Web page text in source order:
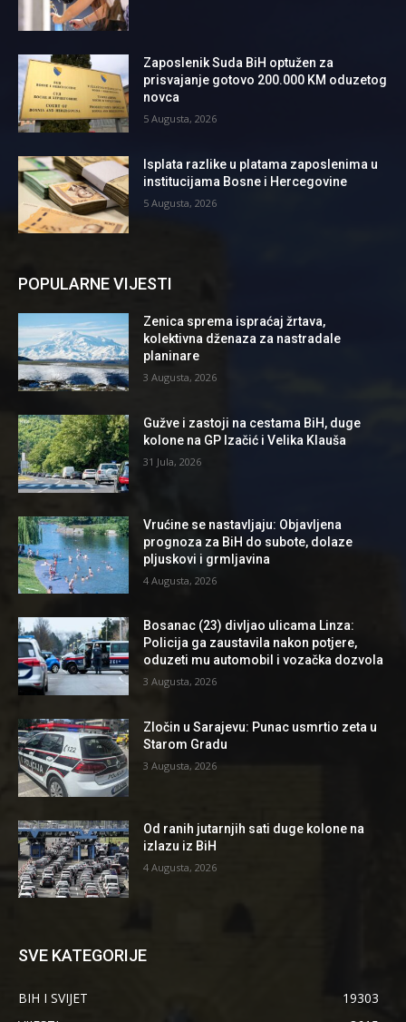
Zaposlenik Suda BiH optužen za
prisvajanje gotovo 200.000 KM oduzetog
novca
5 Augusta, 2026
Isplata razlike u platama zaposlenima u
institucijama Bosne i Hercegovine
5 Augusta, 2026
POPULARNE VIJESTI
Zenica sprema ispraćaj žrtava,
kolektivna dženaza za nastradale
planinare
3 Augusta, 2026
Gužve i zastoji na cestama BiH, duge
kolone na GP Izačić i Velika Klauša
31 Jula, 2026
Vrućine se nastavljaju: Objavljena
prognoza za BiH do subote, dolaze
pljuskovi i grmljavina
4 Augusta, 2026
Bosanac (23) divljao ulicama Linza:
Policija ga zaustavila nakon potjere,
oduzeti mu automobil i vozačka dozvola
3 Augusta, 2026
Zločin u Sarajevu: Punac usmrtio zeta u
Starom Gradu
3 Augusta, 2026
Od ranih jutarnjih sati duge kolone na
izlazu iz BiH
4 Augusta, 2026
SVE KATEGORIJE
BIH I SVIJET
19303